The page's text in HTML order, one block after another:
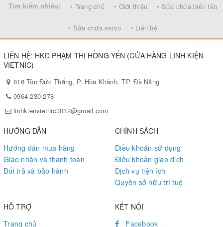
Tìm kiếm nhiều: • Trang chủ • Giới thiệu • Sửa chữa biến tần
• Sửa chữa servo • Liên hệ
LIÊN HỆ: HKD PHẠM THỊ HỒNG YẾN (CỬA HÀNG LINH KIỆN
VIETNIC)
816 Tôn Đức Thắng, P. Hòa Khánh, TP. Đà Nẵng
0964-230-278
linhkienvietnic3012@gmail.com
HƯỚNG DẪN
Hướng dẫn mua hàng
Giao nhận và thanh toán
Đổi trả và bảo hành
CHÍNH SÁCH
Điều khoản sử dụng
Điều khoản giao dịch
Dịch vụ tiện ích
Quyền sở hữu trí tuệ
HỖ TRỢ
Trang chủ
KẾT NỐI
Facebook